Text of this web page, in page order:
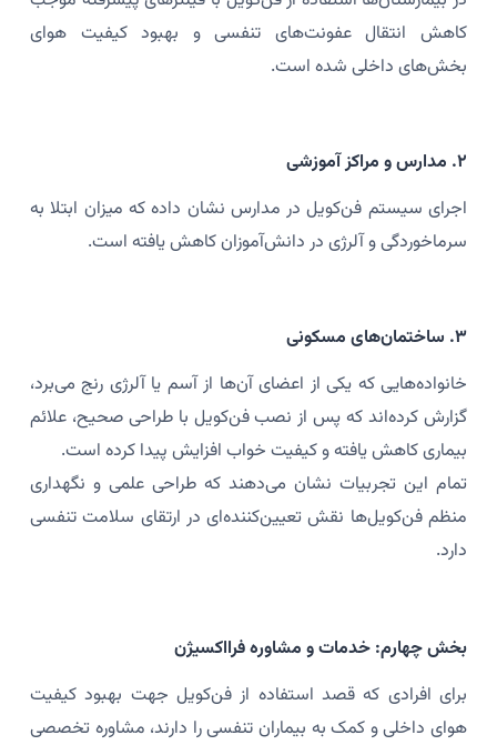
کاهش انتقال عفونت‌های تنفسی و بهبود کیفیت هوای
بخش‌های داخلی شده است.
۲. مدارس و مراکز آموزشی
اجرای سیستم فن‌کویل در مدارس نشان داده که میزان ابتلا به
سرماخوردگی و آلرژی در دانش‌آموزان کاهش یافته است.
۳. ساختمان‌های مسکونی
خانواده‌هایی که یکی از اعضای آن‌ها از آسم یا آلرژی رنج می‌برد،
گزارش کرده‌اند که پس از نصب فن‌کویل با طراحی صحیح، علائم
بیماری کاهش یافته و کیفیت خواب افزایش پیدا کرده است.
تمام این تجربیات نشان می‌دهند که طراحی علمی و نگهداری
منظم فن‌کویل‌ها نقش تعیین‌کننده‌ای در ارتقای سلامت تنفسی
دارد.
بخش چهارم: خدمات و مشاوره فرااکسیژن
برای افرادی که قصد استفاده از فن‌کویل جهت بهبود کیفیت
هوای داخلی و کمک به بیماران تنفسی را دارند، مشاوره تخصصی